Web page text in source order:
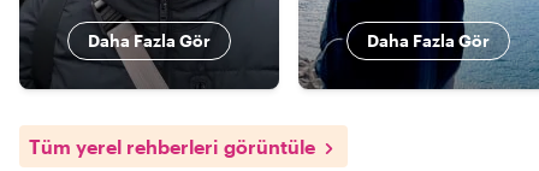
Daha Fazla Gör Daha Fazla Gör
Tüm yerel rehberleri görüntüle